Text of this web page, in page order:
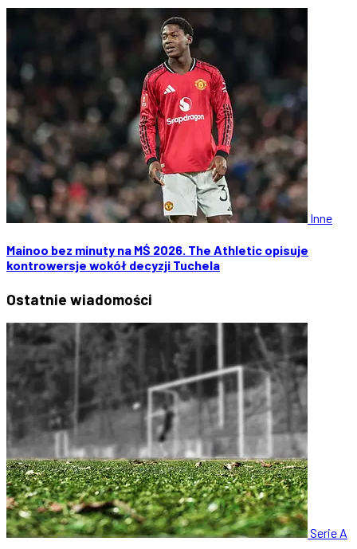
Inne
Mainoo bez minuty na MŚ 2026. The Athletic opisuje
kontrowersje wokół decyzji Tuchela
Ostatnie wiadomości
Serie A